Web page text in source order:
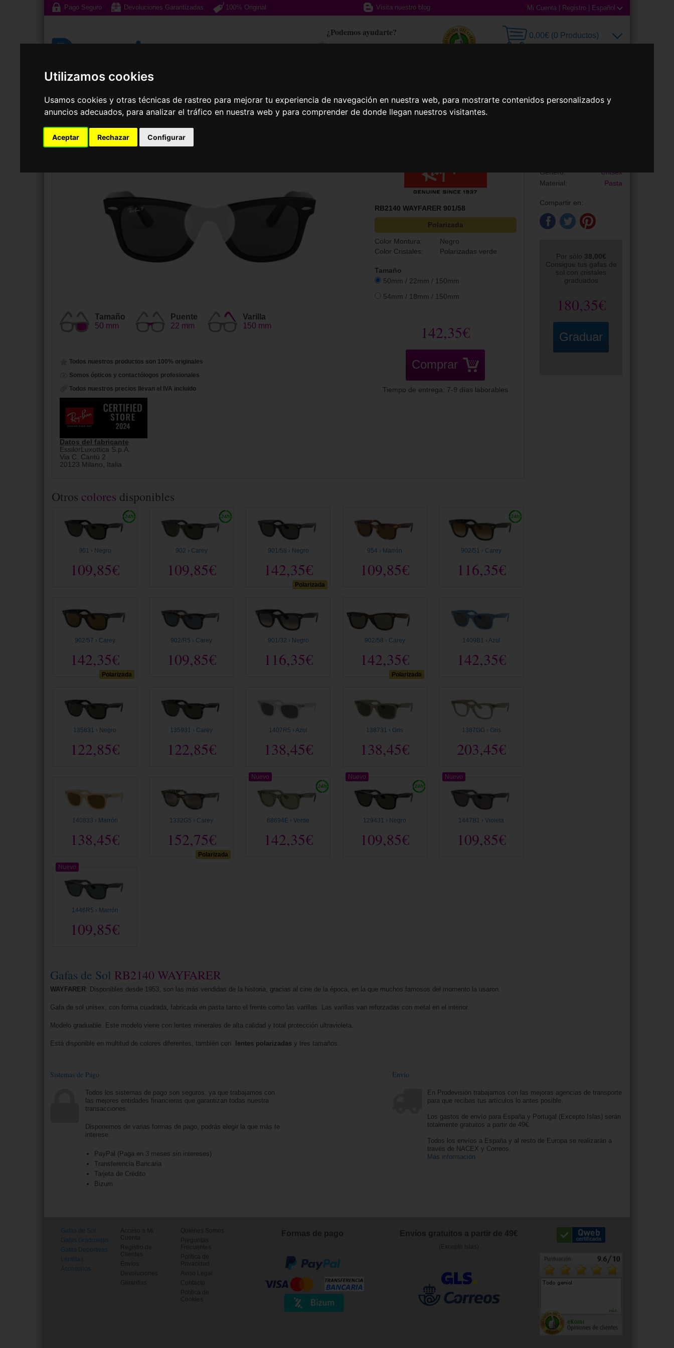
Utilizamos cookies
Usamos cookies y otras técnicas de rastreo para mejorar tu experiencia de navegación en nuestra web, para mostrarte contenidos personalizados y
anuncios adecuados, para analizar el tráfico en nuestra web y para comprender de donde llegan nuestros visitantes.
Aceptar Rechazar Configurar
Pago Seguro Devoluciones Garantizadas 100% Original Visita nuestro blog Mi Cuenta Registro Español
¿Podemos ayudarte?
617 357 588
0,00€ (0 Productos)
Gafas de Sol Gafas Graduadas Gafas Deportivas Lentillas Accesorios
Tamaño
50 mm
Puente
22 mm
Varilla
150 mm
Todos nuestros productos son 100% originales
Somos ópticos y contactólogos profesionales
Todos nuestros precios llevan el IVA incluido
Datos del fabricante
EssilorLuxottica S.p.A.
Via C. Cantù 2
20123 Milano, Italia
RB2140 WAYFARER 901/58
Polarizada
Color Montura:
Negro
Color Cristales:
Polarizadas verde
Tamaño
50mm / 22mm / 150mm
54mm / 18mm / 150mm
142,35€
Comprar
Tiempo de entrega: 7-9 días laborables
Género:
Unisex
Material:
Pasta
Compartir en:
Por sólo 38,00€
Consigue tus gafas de
sol con cristales
graduados
180,35€
Graduar
Otros colores disponibles
901 › Negro
109,85€
902 › Carey
109,85€
Polarizada
901/58 › Negro
142,35€
954 › Marrón
109,85€
902/51 › Carey
116,35€
Polarizada
902/57 › Carey
142,35€
902/R5 › Carey
109,85€
901/32 › Negro
116,35€
Polarizada
902/58 › Carey
142,35€
1409B1 › Azul
142,35€
135831 › Negro
122,85€
135931 › Carey
122,85€
1407R5 › Azul
138,45€
138731 › Gris
138,45€
1387GG › Gris
203,45€
140833 › Marrón
138,45€
Polarizada
1332G5 › Carey
152,75€
68694E › Verde
142,35€
Nuevo
129431 › Negro
109,85€
Nuevo
1447B1 › Violeta
109,85€
Nuevo
1446R5 › Marrón
109,85€
Nuevo
Gafas de Sol RB2140 WAYFARER
WAYFARER: Disponibles desde 1953, son las más vendidas de la historia, gracias al cine de la época, en la que muchos famosos del momento la usaron.
Gafa de sol unisex, con forma cuadrada, fabricada en pasta tanto el frente como las varillas. Las varillas van reforzadas con metal en el interior.
Modelo graduable. Este modelo viene con lentes minerales de alta calidad y total protección ultravioleta.
Está disponible en multitud de colores diferentes, también con lentes polarizadas y tres tamaños.
Sistemas de Pago
Todos los sistemas de pago son seguros, ya que trabajamos con
las mejores entidades financieras que garantizan todas nuestra
transacciones.
Disponemos de varias formas de pago, podrás elegir la que más te
interese.
PayPal (Paga en 3 meses sin intereses)
Transferencia Bancaria
Tarjeta de Crédito
Bizum
Envío
En Prodevisión trabajamos con las mejoras agencias de transporte
para que recibas tus artículos lo antes posible.
Los gastos de envío para España y Portugal (Excepto Islas) serán
totalmente gratuitos a partir de 49€.
Todos los envíos a España y al resto de Europa se realizarán a
través de NACEX y Correos.
Más información
Gafas de Sol
Gafas Graduadas
Gafas Deportivas
Lentillas
Accesorios
Acceso a Mi
Cuenta
Registro de
Clientes
Envíos
Devoluciones
Garantías
Quiénes Somos
Preguntas
Frecuentes
Política de
Privacidad
Aviso Legal
Contacto
Política de
Cookies
Formas de pago Envíos gratuitos a partir de 49€
(Excepto Islas)